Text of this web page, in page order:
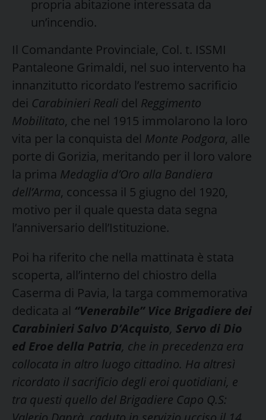
propria abitazione interessata da
un’incendio.
Il Comandante Provinciale, Col. t. ISSMI
Pantaleone Grimaldi, nel suo intervento ha
innanzitutto ricordato l’estremo sacrificio
dei Carabinieri Reali del Reggimento
Mobilitato, che nel 1915 immolarono la loro
vita per la conquista del Monte Podgora, alle
porte di Gorizia, meritando per il loro valore
la prima Medaglia d’Oro alla Bandiera
dell’Arma, concessa il 5 giugno del 1920,
motivo per il quale questa data segna
l’anniversario dell’Istituzione.
Poi ha riferito che nella mattinata è stata
scoperta, all’interno del chiostro della
Caserma di Pavia, la targa commemorativa
dedicata al “Venerabile” Vice Brigadiere dei
Carabinieri Salvo D’Acquisto, Servo di Dio
ed Eroe della Patria, che in precedenza era
collocata in altro luogo cittadino. Ha altresì
ricordato il sacrificio degli eroi quotidiani, e
tra questi quello del Brigadiere Capo Q.S: